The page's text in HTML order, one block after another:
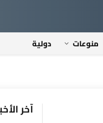
منوعات دولية
آخر